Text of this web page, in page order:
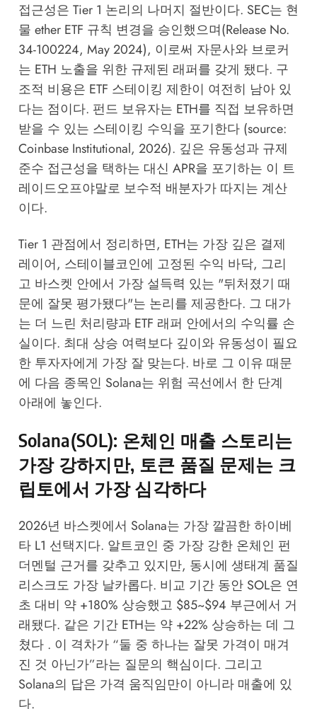
접근성은 Tier 1 논리의 나머지 절반이다. SEC는 현
물 ether ETF 규칙 변경을 승인했으며(Release No.
34-100224, May 2024), 이로써 자문사와 브로커
는 ETH 노출을 위한 규제된 래퍼를 갖게 됐다. 구
조적 비용은 ETF 스테이킹 제한이 여전히 남아 있
다는 점이다. 펀드 보유자는 ETH를 직접 보유하면
받을 수 있는 스테이킹 수익을 포기한다 (source:
Coinbase Institutional, 2026). 깊은 유동성과 규제
준수 접근성을 택하는 대신 APR을 포기하는 이 트
레이드오프야말로 보수적 배분자가 따지는 계산
이다.
Tier 1 관점에서 정리하면, ETH는 가장 깊은 결제
레이어, 스테이블코인에 고정된 수익 바닥, 그리
고 바스켓 안에서 가장 설득력 있는 "뒤처졌기 때
문에 잘못 평가됐다"는 논리를 제공한다. 그 대가
는 더 느린 처리량과 ETF 래퍼 안에서의 수익률 손
실이다. 최대 상승 여력보다 깊이와 유동성이 필요
한 투자자에게 가장 잘 맞는다. 바로 그 이유 때문
에 다음 종목인 Solana는 위험 곡선에서 한 단계
아래에 놓인다.
Solana(SOL): 온체인 매출 스토리는
가장 강하지만, 토큰 품질 문제는 크
립토에서 가장 심각하다
2026년 바스켓에서 Solana는 가장 깔끔한 하이베
타 L1 선택지다. 알트코인 중 가장 강한 온체인 펀
더멘털 근거를 갖추고 있지만, 동시에 생태계 품질
리스크도 가장 날카롭다. 비교 기간 동안 SOL은 연
초 대비 약 +180% 상승했고 $85~$94 부근에서 거
래됐다. 같은 기간 ETH는 약 +22% 상승하는 데 그
쳤다 . 이 격차가 “둘 중 하나는 잘못 가격이 매겨
진 것 아닌가”라는 질문의 핵심이다. 그리고
Solana의 답은 가격 움직임만이 아니라 매출에 있
다.